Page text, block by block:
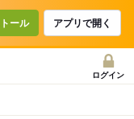
ール アプリで開く
ログイン